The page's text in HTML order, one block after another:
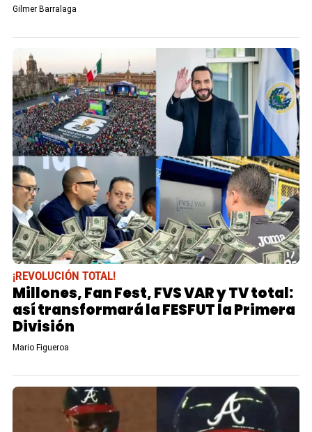
Gilmer Barralaga
¡REVOLUCIÓN TOTAL!
Millones, Fan Fest, FVS VAR y TV total:
así transformará la FESFUT la Primera
División
Mario Figueroa